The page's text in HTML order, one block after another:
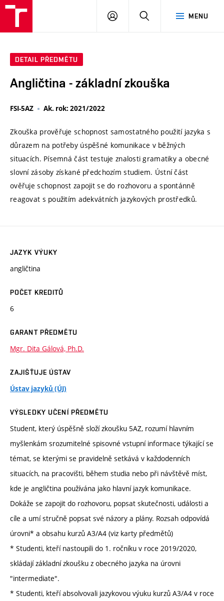
MENU
PŘIHLÁSIT
DETAIL PŘEDMĚTU
Angličtina - základní zkouška
FSI-5AZ Ak. rok: 2021/2022
Zkouška prověřuje schopnost samostatného použití jazyka s
důrazem na potřeby úspěšné komunikace v běžných
situacích. Písemná část testuje znalosti gramatiky a obecné
slovní zásoby získané předchozím studiem. Ústní část
ověřuje schopnost zapojit se do rozhovoru a spontánně
reagovat s použitím adekvátních jazykových prostředků.
JAZYK VÝUKY
angličtina
POČET KREDITŮ
6
GARANT PŘEDMĚTU
Mgr. Dita Gálová, Ph.D.
ZAJIŠŤUJE ÚSTAV
Ústav jazyků (ÚJ)
VÝSLEDKY UČENÍ PŘEDMĚTU
Student, který úspěšně složí zkoušku 5AZ, rozumí hlavním
myšlenkám srozumitelné spisovné vstupní informace týkající se
témat, se kterými se pravidelně setkává v každodenních
situacích, na pracovišti, během studia nebo při návštěvě míst,
kde je angličtina používána jako hlavní jazyk komunikace.
Dokáže se zapojit do rozhovoru, popsat skutečnosti, události a
cíle a umí stručně popsat své názory a plány. Rozsah odpovídá
úrovni* a obsahu kurzů A3/A4 (viz karty předmětů)
* Studenti, kteří nastoupili do 1. ročníku v roce 2019/2020,
skládají základní zkoušku z obecného jazyka na úrovni
"intermediate".
* Studenti, kteří absolvovali jazykovou výuku kurzů A3/A4 v roce